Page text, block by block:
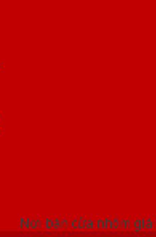
Nơi bán cửa nhôm